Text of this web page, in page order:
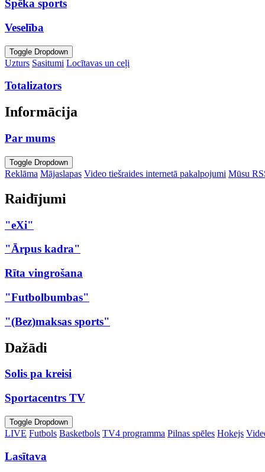
Spēka sports
Veselība
Toggle Dropdown
Uzturs Sasitumi Locītavas un ceļi
Totalizators
Informācija
Par mums
Toggle Dropdown
Reklāma Mājaslapas Video tiešraides internetā pakalpojumi Mūsu
Raidījumi
"eXi"
"Ārpus kadra"
Rīta vingrošana
"Futbolbumbas"
"(Bez)maksas sports"
Dažādi
Solis pa kreisi
Sportacentrs TV
Toggle Dropdown
LIVE Futbols Basketbols TV4 programma Pilnas spēles Hokejs
Lasītava